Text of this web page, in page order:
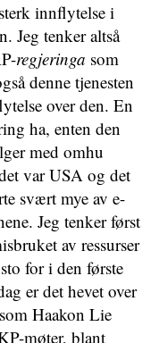
sterk innflytelse i
Jeg tenker altså
regjeringa som
denne tjenesten
over den. En
ha, enten den
med omhu
var USA og det
svært mye av e-
Jeg tenker først
av ressurser
for i den første
er det hevet over
Haakon Lie
møter, blant